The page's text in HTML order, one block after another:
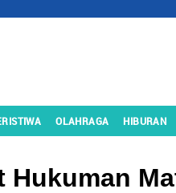
OLAHRAGA HIBURAN